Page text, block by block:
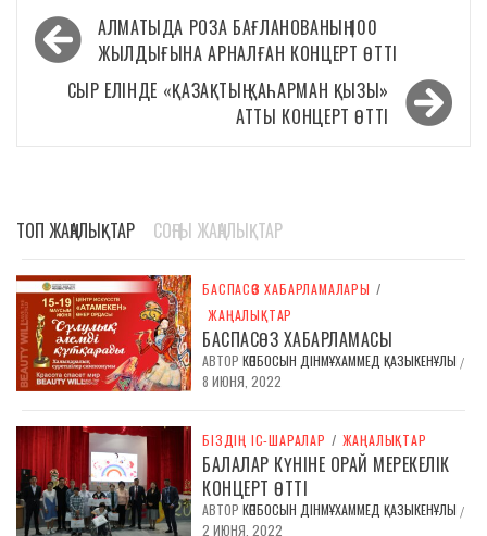
Навигация
по
записям
АЛМАТЫДА РОЗА БАҒЛАНОВАНЫҢ 100
ЖЫЛДЫҒЫНА АРНАЛҒАН КОНЦЕРТ ӨТТІ
СЫР ЕЛІНДЕ «ҚАЗАҚТЫҢ ҚАҺАРМАН ҚЫЗЫ»
АТТЫ КОНЦЕРТ ӨТТІ
ТОП ЖАҢАЛЫҚТАР СОҢҒЫ ЖАҢАЛЫҚТАР
БАСПАСӨЗ ХАБАРЛАМАЛАРЫ /
ЖАҢАЛЫҚТАР
БАСПАСӨЗ ХАБАРЛАМАСЫ
АВТОР КӨПБОСЫН ДІНМҰХАММЕД ҚАЗЫКЕНҰЛЫ /
8 ИЮНЯ, 2022
БІЗДІҢ ІС-ШАРАЛАР / ЖАҢАЛЫҚТАР
БАЛАЛАР КҮНІНЕ ОРАЙ МЕРЕКЕЛІК
КОНЦЕРТ ӨТТІ
АВТОР КӨПБОСЫН ДІНМҰХАММЕД ҚАЗЫКЕНҰЛЫ /
2 ИЮНЯ, 2022